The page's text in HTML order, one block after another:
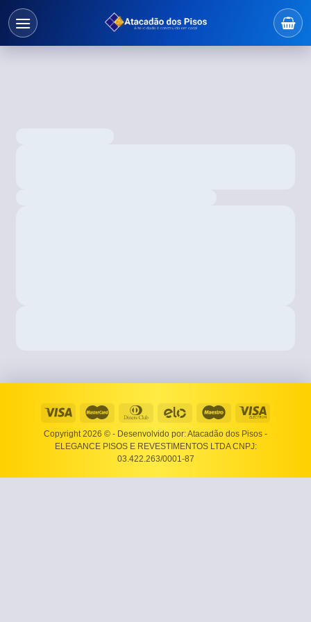
Copyright 2026 © - Desenvolvido por: Atacadão dos Pisos -
ELEGANCE PISOS E REVESTIMENTOS LTDA CNPJ:
03.422.263/0001-87